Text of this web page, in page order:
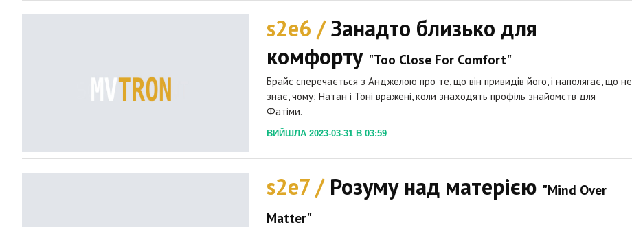
s2e6 /Занадто близько для
комфорту "Too Close For Comfort"
Брайс сперечається з Анджелою про те, що він привидів його, і наполягає, що не
знає, чому; Натан і Тоні вражені, коли знаходять профіль знайомств для
Фатіми.
ВИЙШЛА 2023-03-31 В 03:59
s2e7 / Розуму над матерією "Mind Over
Matter"